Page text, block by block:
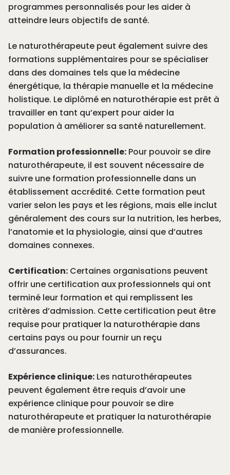
programmes personnalisés pour les aider à
atteindre leurs objectifs de santé.
Le naturothérapeute peut également suivre des
formations supplémentaires pour se spécialiser
dans des domaines tels que la médecine
énergétique, la thérapie manuelle et la médecine
holistique. Le diplômé en naturothérapie est prêt à
travailler en tant qu’expert pour aider la
population à améliorer sa santé naturellement.
Formation professionnelle: Pour pouvoir se dire
naturothérapeute, il est souvent nécessaire de
suivre une formation professionnelle dans un
établissement accrédité. Cette formation peut
varier selon les pays et les régions, mais elle inclut
généralement des cours sur la nutrition, les herbes,
l’anatomie et la physiologie, ainsi que d’autres
domaines connexes.
Certification: Certaines organisations peuvent
offrir une certification aux professionnels qui ont
terminé leur formation et qui remplissent les
critères d’admission. Cette certification peut être
requise pour pratiquer la naturothérapie dans
certains pays ou pour fournir un reçu
d’assurances.
Expérience clinique: Les naturothérapeutes
peuvent également être requis d’avoir une
expérience clinique pour pouvoir se dire
naturothérapeute et pratiquer la naturothérapie
de manière professionnelle.